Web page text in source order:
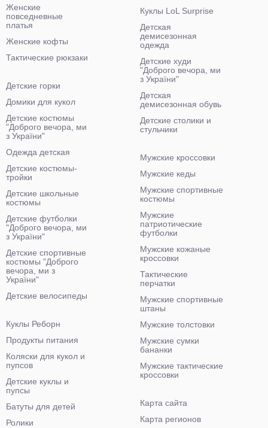
Женские
повседневные
платья
Женские кофты
Тактические рюкзаки
Куклы LoL Surprise
Детская
демисезонная
одежда
Детские худи
"Доброго вечора, ми
з України"
Детская
демисезонная обувь
Детские столики и
стульчики
Детские горки
Домики для кукол
Детские костюмы
"Доброго вечора, ми
з України"
Одежда детская
Детские костюмы-
тройки
Детские школьные
костюмы
Детские футболки
"Доброго вечора, ми
з України"
Детские спортивные
костюмы "Доброго
вечора, ми з
України"
Детские велосипеды
Мужские кроссовки
Мужские кеды
Мужские спортивные
костюмы
Мужские
патриотические
футболки
Мужские кожаные
кроссовки
Тактические
перчатки
Мужские спортивные
штаны
Мужские толстовки
Мужские сумки
бананки
Мужские тактические
кроссовки
Куклы Реборн
Продукты питания
Коляски для кукол и
пупсов
Детские куклы и
пупсы
Батуты для детей
Ролики
Карта сайта
Карта регионов